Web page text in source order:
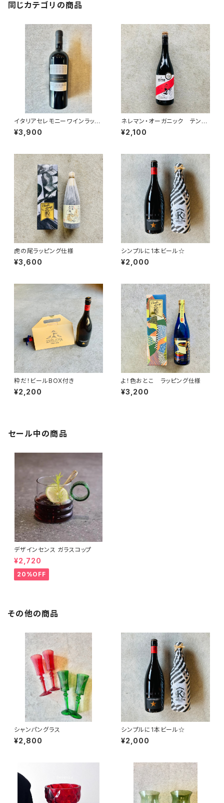
同じカテゴリの商品
イタリアセレモニーワインラッピ
ング付き☆
¥3,900
ネレマン・オーガニック テンプ
ラニーリョ・モナストレル
¥2,100
虎の尾ラッピング仕様
¥3,600
シンプルに1本ビール☆
¥2,000
粋だ！ビールBOX付き
¥2,200
よ！色おとこ ラッピング仕様
¥3,200
セール中の商品
デザインセンス ガラスコップ
¥2,720
20%OFF
その他の商品
シャンパングラス
¥2,800
シンプルに1本ビール☆
¥2,000